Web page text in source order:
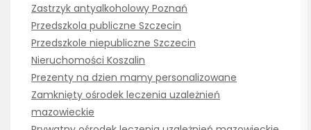
Zastrzyk antyalkoholowy Poznań
Przedszkola publiczne Szczecin
Przedszkole niepubliczne Szczecin
Nieruchomości Koszalin
Prezenty na dzien mamy personalizowane
Zamknięty ośrodek leczenia uzależnień
mazowieckie